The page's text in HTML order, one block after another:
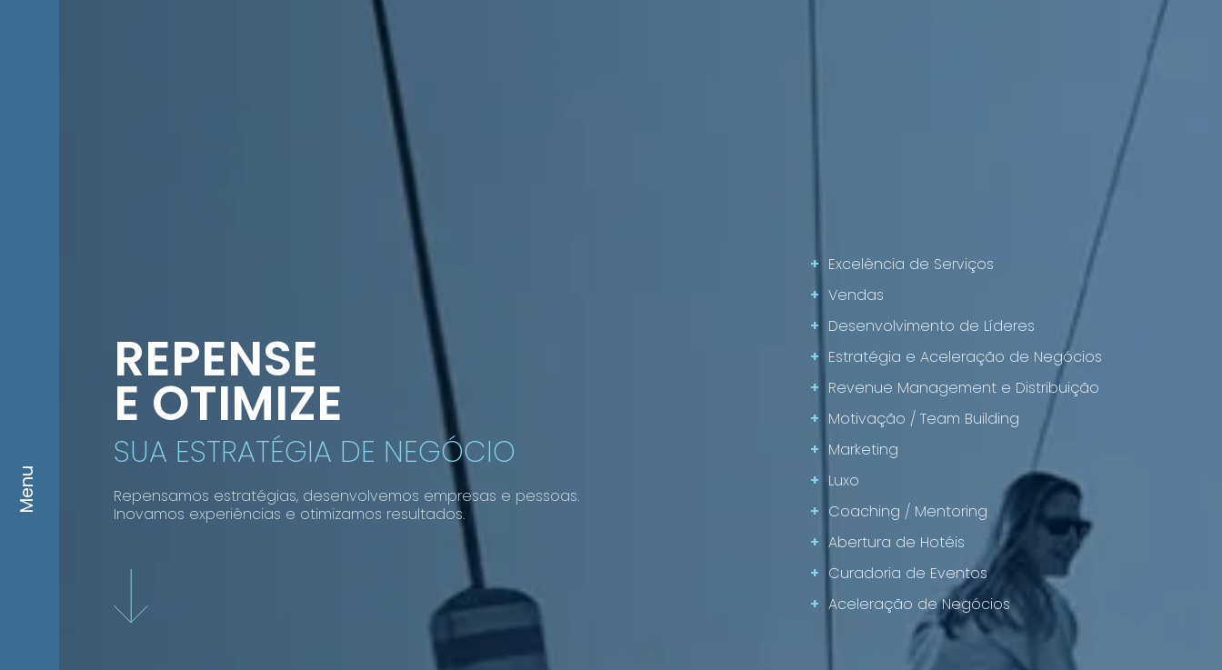
Menu
REPENSE
E OTIMIZE
SUA ESTRATÉGIA DE NEGÓCIO
Repensamos estratégias, desenvolvemos empresas e pessoas.
Inovamos experiências e otimizamos resultados.
+ Excelência de Serviços
+ Vendas
+ Desenvolvimento de Líderes
+ Estratégia e Aceleração de Negócios
+ Revenue Management e Distribuição
+ Motivação / Team Building
+ Marketing
+ Luxo
+ Coaching / Mentoring
+ Abertura de Hotéis
+ Curadoria de Eventos
+ Aceleração de Negócios